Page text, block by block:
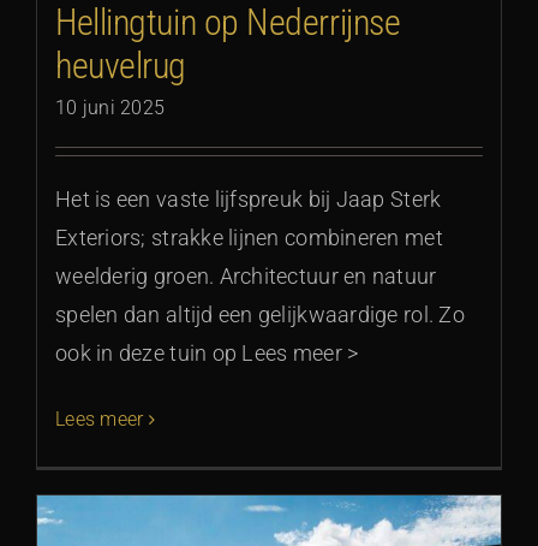
Hellingtuin op Nederrijnse
heuvelrug
10 juni 2025
Het is een vaste lijfspreuk bij Jaap Sterk
Exteriors; strakke lijnen combineren met
weelderig groen. Architectuur en natuur
spelen dan altijd een gelijkwaardige rol. Zo
ook in deze tuin op Lees meer >
Lees meer